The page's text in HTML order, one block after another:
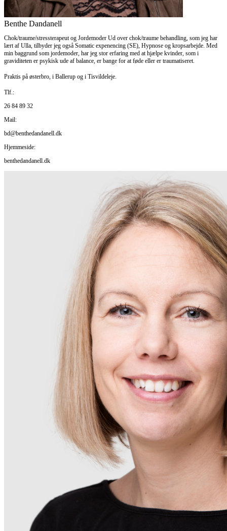
Benthe Dandanell
Chok/traume/stressterapeut og Jordemoder Ud over chok/traume behandling, som jeg har
lært af Ulla, tilbyder jeg også Somatic expenencing (SE), Hypnose og kropsarbejde. Med
min baggrund som jordemoder, har jeg stor erfaring med at hjælpe kvinder, som i
graviditeten er psykisk ude af balance, er bange for at føde eller er traumatiseret.
Praktis på østerbro, i Ballerup og i Tisvildeleje.
Tlf.:
26 84 89 32
Mail:
bd@benthedandanell.dk
Hjemmeside:
benthedandanell.dk